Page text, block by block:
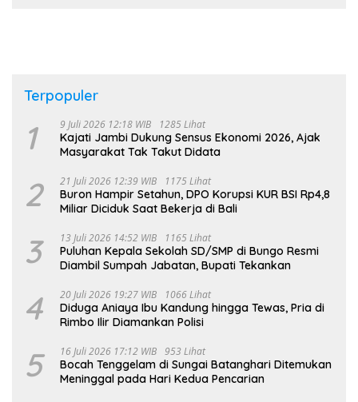
Terpopuler
1 9 Juli 2026 12:18 WIB 1285 Lihat
Kajati Jambi Dukung Sensus Ekonomi 2026, Ajak
Masyarakat Tak Takut Didata
2 21 Juli 2026 12:39 WIB 1175 Lihat
Buron Hampir Setahun, DPO Korupsi KUR BSI Rp4,8
Miliar Diciduk Saat Bekerja di Bali
3 13 Juli 2026 14:52 WIB 1165 Lihat
Puluhan Kepala Sekolah SD/SMP di Bungo Resmi
Diambil Sumpah Jabatan, Bupati Tekankan
4 20 Juli 2026 19:27 WIB 1066 Lihat
Diduga Aniaya Ibu Kandung hingga Tewas, Pria di
Rimbo Ilir Diamankan Polisi
5 16 Juli 2026 17:12 WIB 953 Lihat
Bocah Tenggelam di Sungai Batanghari Ditemukan
Meninggal pada Hari Kedua Pencarian